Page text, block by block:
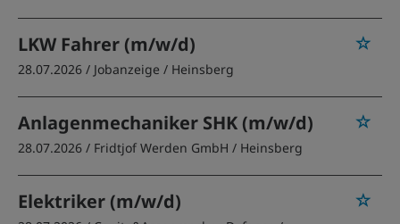
LKW Fahrer (m/w/d)
28.07.2026 / Jobanzeige / Heinsberg
Anlagenmechaniker SHK (m/w/d)
28.07.2026 / Fridtjof Werden GmbH / Heinsberg
Elektriker (m/w/d)